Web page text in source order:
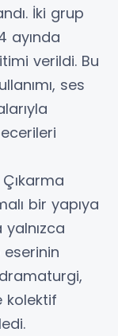
İki grup
ayında
verildi. Bu
ses
bir yapıya
yalnızca
kolektif